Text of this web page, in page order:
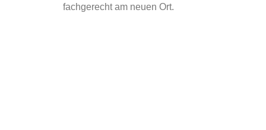
fachgerecht am neuen Ort.